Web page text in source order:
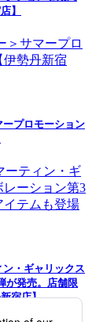
】
ープロモーション
・ギャリックス
が発売。店舗限
宿店】